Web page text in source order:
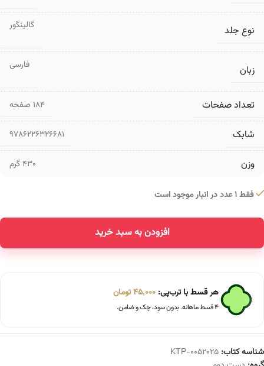
نوع جلد گالینگور
زبان فارسی
تعداد صفحات ۱۸۴ صفحه
شابک 9786226326681
وزن 430 گرم
فقط 1 عدد در انبار موجود است
افزودن به سبد خرید
هر قسط با ترب‌پی: 45,000تومان
۴ قسط ماهانه. بدون سود، چک و ضامن.
شناسه کتاب: KTP-0052025